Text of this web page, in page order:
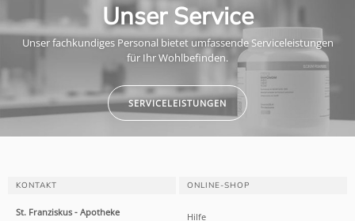
Unser Service
Unser fachkundiges Personal bietet umfassende Serviceleistungen
für Ihr Wohlbefinden.
SERVICELEISTUNGEN
KONTAKT
St. Franziskus - Apotheke
ONLINE-SHOP
Hilfe